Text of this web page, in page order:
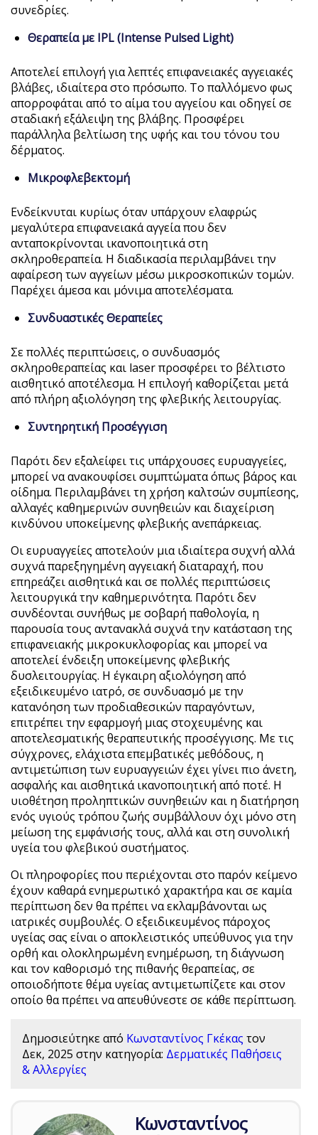
συνεδρίες.
Θεραπεία με IPL (Intense Pulsed Light)
Αποτελεί επιλογή για λεπτές επιφανειακές αγγειακές
βλάβες, ιδιαίτερα στο πρόσωπο. Το παλλόμενο φως
απορροφάται από το αίμα του αγγείου και οδηγεί σε
σταδιακή εξάλειψη της βλάβης. Προσφέρει
παράλληλα βελτίωση της υφής και του τόνου του
δέρματος.
Μικροφλεβεκτομή
Ενδείκνυται κυρίως όταν υπάρχουν ελαφρώς
μεγαλύτερα επιφανειακά αγγεία που δεν
ανταποκρίνονται ικανοποιητικά στη
σκληροθεραπεία. Η διαδικασία περιλαμβάνει την
αφαίρεση των αγγείων μέσω μικροσκοπικών τομών.
Παρέχει άμεσα και μόνιμα αποτελέσματα.
Συνδυαστικές Θεραπείες
Σε πολλές περιπτώσεις, ο συνδυασμός
σκληροθεραπείας και laser προσφέρει το βέλτιστο
αισθητικό αποτέλεσμα. Η επιλογή καθορίζεται μετά
από πλήρη αξιολόγηση της φλεβικής λειτουργίας.
Συντηρητική Προσέγγιση
Παρότι δεν εξαλείφει τις υπάρχουσες ευρυαγγείες,
μπορεί να ανακουφίσει συμπτώματα όπως βάρος και
οίδημα. Περιλαμβάνει τη χρήση καλτσών συμπίεσης,
αλλαγές καθημερινών συνηθειών και διαχείριση
κινδύνου υποκείμενης φλεβικής ανεπάρκειας.
Οι ευρυαγγείες αποτελούν μια ιδιαίτερα συχνή αλλά
συχνά παρεξηγημένη αγγειακή διαταραχή, που
επηρεάζει αισθητικά και σε πολλές περιπτώσεις
λειτουργικά την καθημερινότητα. Παρότι δεν
συνδέονται συνήθως με σοβαρή παθολογία, η
παρουσία τους αντανακλά συχνά την κατάσταση της
επιφανειακής μικροκυκλοφορίας και μπορεί να
αποτελεί ένδειξη υποκείμενης φλεβικής
δυσλειτουργίας. Η έγκαιρη αξιολόγηση από
εξειδικευμένο ιατρό, σε συνδυασμό με την
κατανόηση των προδιαθεσικών παραγόντων,
επιτρέπει την εφαρμογή μιας στοχευμένης και
αποτελεσματικής θεραπευτικής προσέγγισης. Με τις
σύγχρονες, ελάχιστα επεμβατικές μεθόδους, η
αντιμετώπιση των ευρυαγγειών έχει γίνει πιο άνετη,
ασφαλής και αισθητικά ικανοποιητική από ποτέ. Η
υιοθέτηση προληπτικών συνηθειών και η διατήρηση
ενός υγιούς τρόπου ζωής συμβάλλουν όχι μόνο στη
μείωση της εμφάνισής τους, αλλά και στη συνολική
υγεία του φλεβικού συστήματος.
Οι πληροφορίες που περιέχονται στο παρόν κείμενο
έχουν καθαρά ενημερωτικό χαρακτήρα και σε καμία
περίπτωση δεν θα πρέπει να εκλαμβάνονται ως
ιατρικές συμβουλές. Ο εξειδικευμένος πάροχος
υγείας σας είναι ο αποκλειστικός υπεύθυνος για την
ορθή και ολοκληρωμένη ενημέρωση, τη διάγνωση
και τον καθορισμό της πιθανής θεραπείας, σε
οποιοδήποτε θέμα υγείας αντιμετωπίζετε και στον
οποίο θα πρέπει να απευθύνεστε σε κάθε περίπτωση.
Δημοσιεύτηκε από Κωνσταντίνος Γκέκας τον
Δεκ, 2025 στην κατηγορία: Δερματικές Παθήσεις
& Αλλεργίες
Κωνσταντίνος